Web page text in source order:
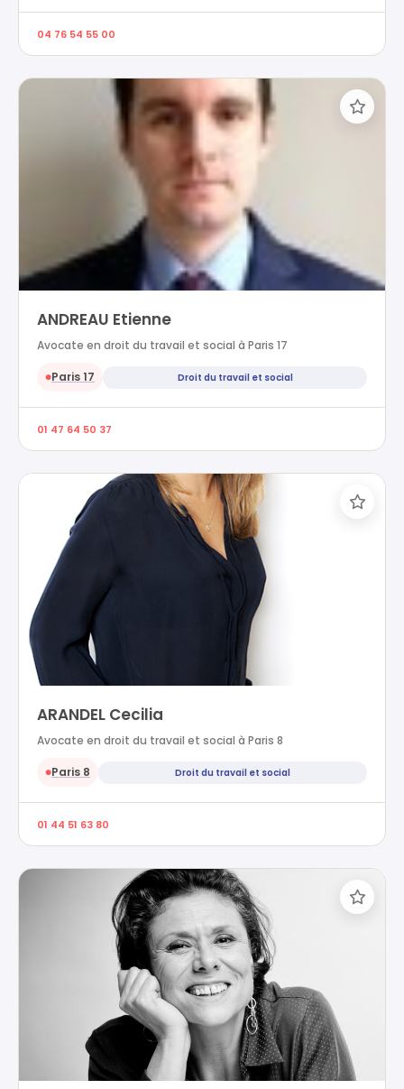
04 76 54 55 00
ANDREAU Etienne
Avocate en droit du travail et social à Paris 17
●Paris 17 Droit du travail et social
01 47 64 50 37
ARANDEL Cecilia
Avocate en droit du travail et social à Paris 8
●Paris 8 Droit du travail et social
01 44 51 63 80